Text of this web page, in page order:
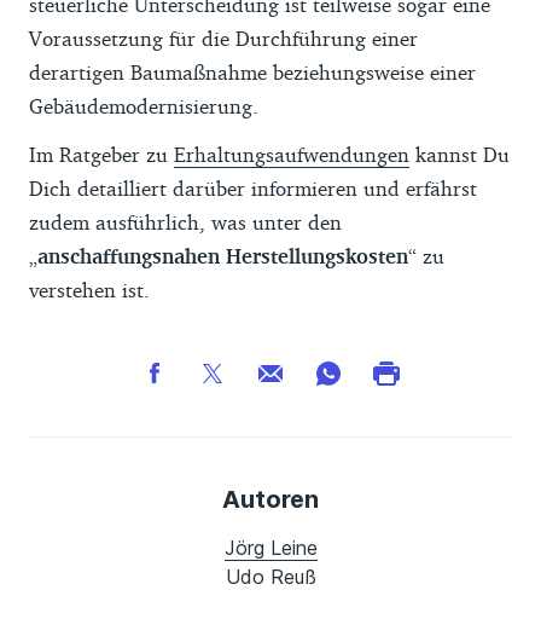
Voraussetzung für die Durchführung einer
derartigen Baumaßnahme beziehungsweise einer
Gebäudemodernisierung.
Im Ratgeber zu Erhaltungsaufwendungen kannst Du
Dich detailliert darüber informieren und erfährst
zudem ausführlich, was unter den
anschaffungsnahen Herstellungskosten“ zu
verstehen ist.
Autoren
Jörg Leine
Udo Reuß